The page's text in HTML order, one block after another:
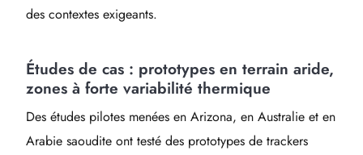
des contextes exigeants.
Études de cas : prototypes en terrain aride,
zones à forte variabilité thermique
Des études pilotes menées en Arizona, en Australie et en
Arabie saoudite ont testé des prototypes de trackers